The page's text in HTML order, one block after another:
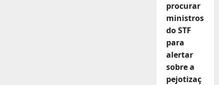
procurar
ministros
do STF
para
alertar
sobre a
pejotizaç